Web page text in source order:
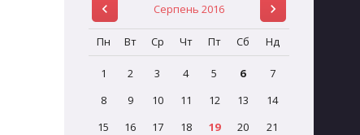
Серпень 2016
Пн Вт Ср Чт Пт Сб Нд
1 2 3 4 5 6
7
8
9 10 11 12 13
14
15
16 17 18 19 20
21